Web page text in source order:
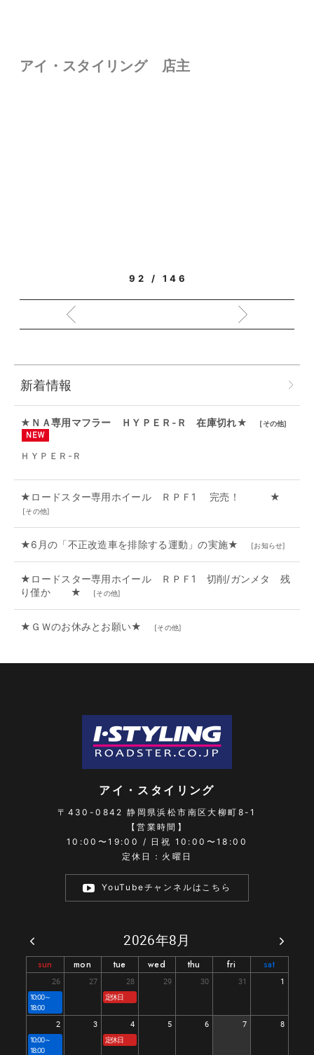
アイ・スタイリング 店主
92 / 146
新着情報
★ＮＡ専用マフラー ＨＹＰＥＲ-Ｒ 在庫切れ★ [その他]
ＨＹＰＥＲ-Ｒ
★ロードスター専用ホイール ＲＰＦ1 完売！ ★
[その他]
★6月の「不正改造車を排除する運動」の実施★ [お知らせ]
★ロードスター専用ホイール ＲＰＦ1 切削/ガンメタ 残
り僅か ★
[その他]
★ＧＷのお休みとお願い★ [その他]
アイ・スタイリング
〒430-0842静岡県浜松市南区大柳町8-1
【営業時間】
10:00〜19:00 / 日祝 10:00〜18:00
定休日：火曜日
YouTubeチャンネルはこちら
2026年8月
sun mon tue wed thu fri sat
26
10:00～
18:00
27 28
定休日
29 30 31 1
2
10:00～
18:00
3 4
定休日
5 6 7 8